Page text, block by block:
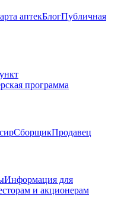
аптекБлогПубличная
программа
СборщикПродавец
Информация для
и акционерам